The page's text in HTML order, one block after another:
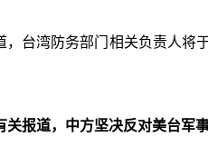
，台湾防务部门相关负责人将
报道，中方坚决反对美台军事